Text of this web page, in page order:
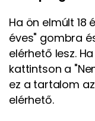
Ha ön elmúlt 18
éves" gombra
elérhető lesz.
kattintson a
ez a tartalom
elérhető.